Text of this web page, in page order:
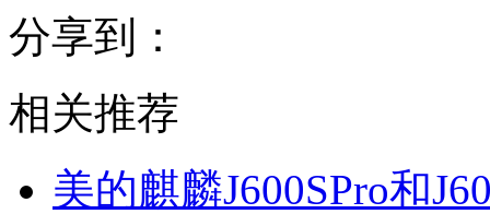
分享到：
相关推荐
美的麒麟J600SPro和